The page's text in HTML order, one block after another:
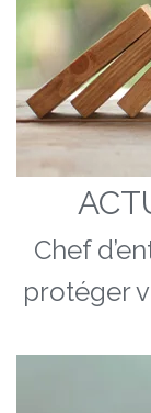
Chef
protéger